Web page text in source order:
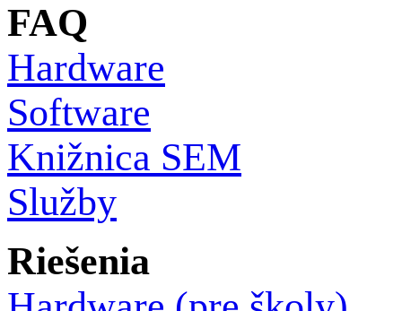
FAQ
Hardware
Software
Knižnica SEM
Služby
Riešenia